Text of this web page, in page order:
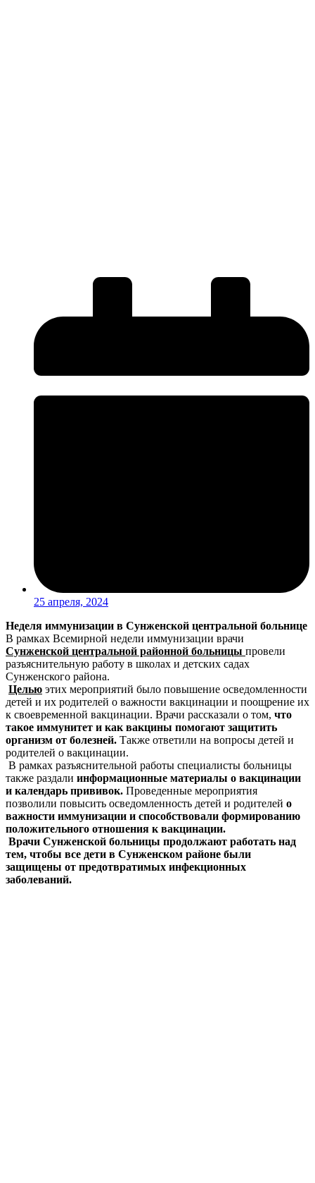
25 апреля, 2024
Неделя иммунизации в Сунженской центральной больнице
В рамках Всемирной недели иммунизации врачи
Сунженской центральной районной больницы провели
разъяснительную работу в школах и детских садах
Сунженского района.
Целью этих мероприятий было повышение осведомленности
детей и их родителей о важности вакцинации и поощрение их
к своевременной вакцинации. Врачи рассказали о том, что
такое иммунитет и как вакцины помогают защитить
организм от болезней. Также ответили на вопросы детей и
родителей о вакцинации.
В рамках разъяснительной работы специалисты больницы
также раздали информационные материалы о вакцинации
и календарь прививок. Проведенные мероприятия
позволили повысить осведомленность детей и родителей о
важности иммунизации и способствовали формированию
положительного отношения к вакцинации.
Врачи Сунженской больницы продолжают работать над
тем, чтобы все дети в Сунженском районе были
защищены от предотвратимых инфекционных
заболеваний.